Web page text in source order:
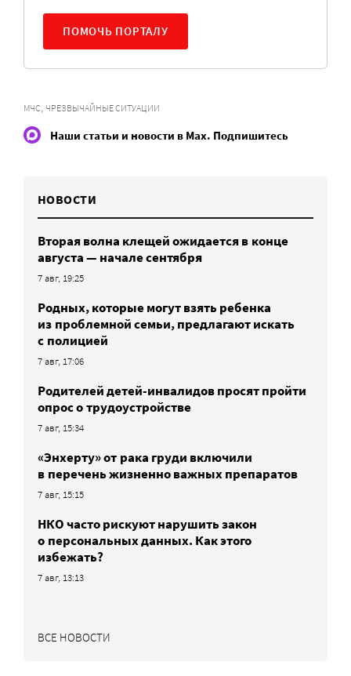
ПОМОЧЬ ПОРТАЛУ
МЧС, ЧРЕЗВЫЧАЙНЫЕ СИТУАЦИИ
Наши статьи и новости в Max. Подпишитесь
НОВОСТИ
Вторая волна клещей ожидается в конце
августа — начале сентября
7 авг, 19:25
Родных, которые могут взять ребенка
из проблемной семьи, предлагают искать
с полицией
7 авг, 17:06
Родителей детей-инвалидов просят пройти
опрос о трудоустройстве
7 авг, 15:34
«Энхерту» от рака груди включили
в перечень жизненно важных препаратов
7 авг, 15:15
НКО часто рискуют нарушить закон
о персональных данных. Как этого
избежать?
7 авг, 13:13
ВСЕ НОВОСТИ